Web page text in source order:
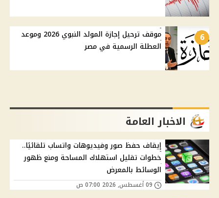
6
موقف ترحيل إجازة المولد النبوي 2026 وموعد
العطلة الرسمية في مصر
الاخبار العامة
إيقاف حفظ صور وفيديوهات واتساب تلقائيًا..
خطوات تقليل استهلاك المساحة ومنع ظهور
الوسائط بالمعرض